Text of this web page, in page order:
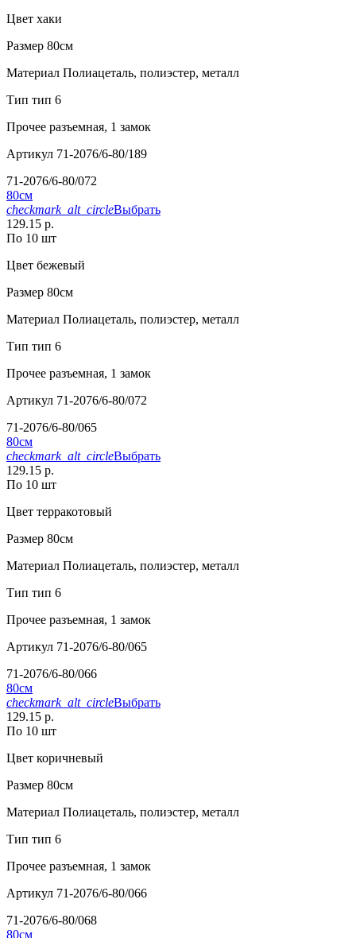
Цвет хаки
Размер 80см
Материал Полиацеталь, полиэстер, металл
Тип тип 6
Прочее разъемная, 1 замок
Артикул 71-2076/6-80/189
71-2076/6-80/072
80см
checkmark_alt_circleВыбрать
129.15 р.
По 10 шт
Цвет бежевый
Размер 80см
Материал Полиацеталь, полиэстер, металл
Тип тип 6
Прочее разъемная, 1 замок
Артикул 71-2076/6-80/072
71-2076/6-80/065
80см
checkmark_alt_circleВыбрать
129.15 р.
По 10 шт
Цвет терракотовый
Размер 80см
Материал Полиацеталь, полиэстер, металл
Тип тип 6
Прочее разъемная, 1 замок
Артикул 71-2076/6-80/065
71-2076/6-80/066
80см
checkmark_alt_circleВыбрать
129.15 р.
По 10 шт
Цвет коричневый
Размер 80см
Материал Полиацеталь, полиэстер, металл
Тип тип 6
Прочее разъемная, 1 замок
Артикул 71-2076/6-80/066
71-2076/6-80/068
80см